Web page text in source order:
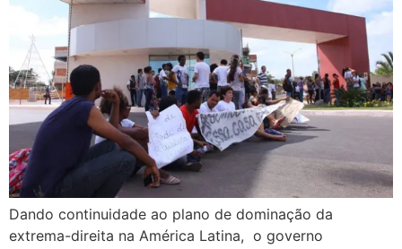
Dando continuidade ao plano de dominação da
extrema-direita na América Latina, o governo